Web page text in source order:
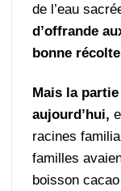
de l’eau
d’offrande
bonne
Mais la
aujourd’hui,
racines
familles
boisson